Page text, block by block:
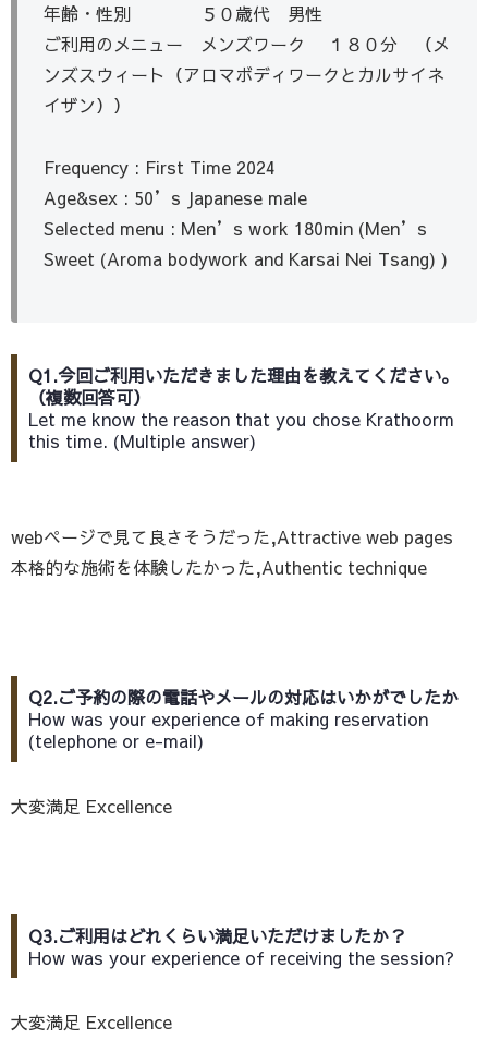
年齢・性別 ５０歳代 男性
ご利用のメニュー メンズワーク １８０分 （メ
ンズスウィート（アロマボディワークとカルサイネ
イザン））
Frequency : First Time 2024
Age&sex : 50’s Japanese male
Selected menu : Men’s work 180min (Men’s
Sweet (Aroma bodywork and Karsai Nei Tsang) )
Q1.今回ご利用いただきました理由を教えてください。
（複数回答可）
Let me know the reason that you chose Krathoorm
this time. (Multiple answer)
webページで見て良さそうだった,Attractive web pages
本格的な施術を体験したかった,Authentic technique
Q2.ご予約の際の電話やメールの対応はいかがでしたか
How was your experience of making reservation
(telephone or e-mail)
大変満足 Excellence
Q3.ご利用はどれくらい満足いただけましたか？
How was your experience of receiving the session?
大変満足 Excellence